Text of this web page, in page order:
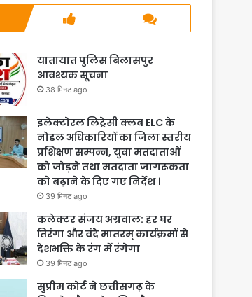
यातायात पुलिस बिलासपुर
आवश्यक सूचना
38 मिनट ago
इलेक्टोरल लिट्रेसी क्लब ELC के
नोडल अधिकारियों का जिला स्तरीय
प्रशिक्षण सम्पन्न, युवा मतदाताओं
को जोड़ने तथा मतदाता जागरूकता
को बढ़ाने के दिए गए निर्देश ।
39 मिनट ago
कलेक्टर संजय अग्रवाल: हर घर
तिरंगा और वंदे मातरम् कार्यक्रमों से
देशभक्ति के रंग में रंगेगा
39 मिनट ago
सुप्रीम कोर्ट ने छत्तीसगढ़ के